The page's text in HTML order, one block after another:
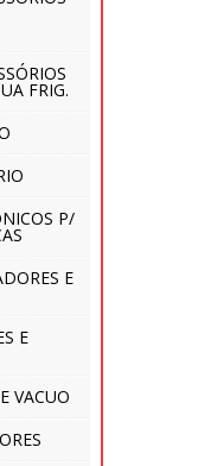
FRIG.
P/
E
E
VACUO